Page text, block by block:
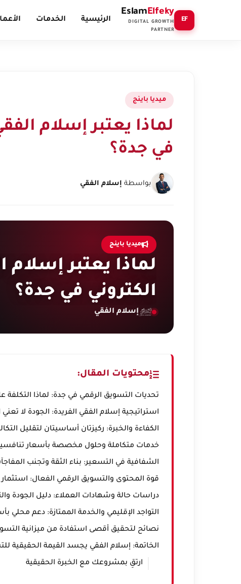
EF
EslamElfeky
DIGITAL GROWTH
PARTNER
الرئيسية الخدمات
ميديا باينج
لماذا يعتبر إسلام
في جدة؟
بواسطة إسلام الفقي
ميديا باينج
لماذا يعتبر
الكتروني في جدة؟
إسلام الفقي
محتويات المقال:
تحديات التسويق الرقمي في جدة: لماذا
استراتيجية إسلام الفقي الفريدة: الجودة لا تعني
الكفاءة والخبرة: ركيزتان أساسيتان لتقليل
خدمات متكاملة وحلول مخصصة بأسعار
الشفافية في التسعير: بناء الثقة وتجنب
قوة المحتوى والتسويق الرقمي الفعال: استثمار
دراسات حالة وشهادات العملاء: دليل الجودة
التواجد الإقليمي والخدمة الممتازة: دعم محلي
نصائح لتحقيق أقصى استفادة من ميزانية
الخاتمة: إسلام الفقي يجسد القيمة الحقيقية
ارتقِ بمشروعك مع الخبرة الحقيقية